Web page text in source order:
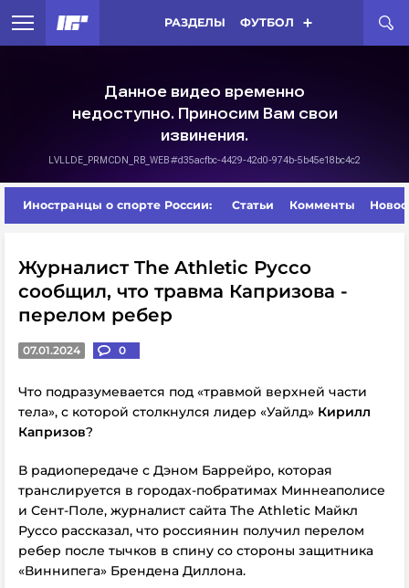
РАЗДЕЛЫ ФУТБОЛ
Иностранцы о спорте России: Статьи Комменты
Журналист The Athletic Руссо
сообщил, что травма Капризова -
перелом ребер
07.01.2024 0
Что подразумевается под «травмой верхней части
тела», с которой столкнулся лидер «Уайлд» Кирилл
Капризов?
В радиопередаче с Дэном Баррейро, которая
транслируется в городах-побратимах Миннеаполисе
и Сент-Поле, журналист сайта The Athletic Майкл
Руссо рассказал, что россиянин получил перелом
ребер после тычков в спину со стороны защитника
«Виннипега» Брендена Диллона.